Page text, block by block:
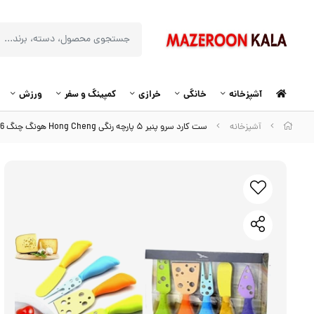
آشپزخانه خانگی خرازی کمپینگ و سفر ورزش
آشپزخانه ست کارد سرو پنیر ۵ پارچه رنگی Hong Cheng هونگ چنگ HCG-016